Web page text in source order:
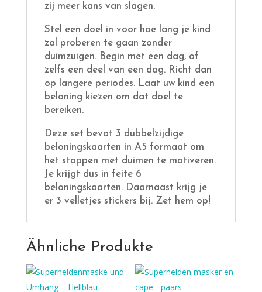
zij meer kans van slagen.
Stel een doel in voor hoe lang je kind
zal proberen te gaan zonder
duimzuigen. Begin met een dag, of
zelfs een deel van een dag. Richt dan
op langere periodes. Laat uw kind een
beloning kiezen om dat doel te
bereiken.
Deze set bevat 3 dubbelzijdige
beloningskaarten in A5 formaat om
het stoppen met duimen te motiveren.
Je krijgt dus in feite 6
beloningskaarten. Daarnaast krijg je
er 3 velletjes stickers bij. Zet hem op!
Ähnliche Produkte